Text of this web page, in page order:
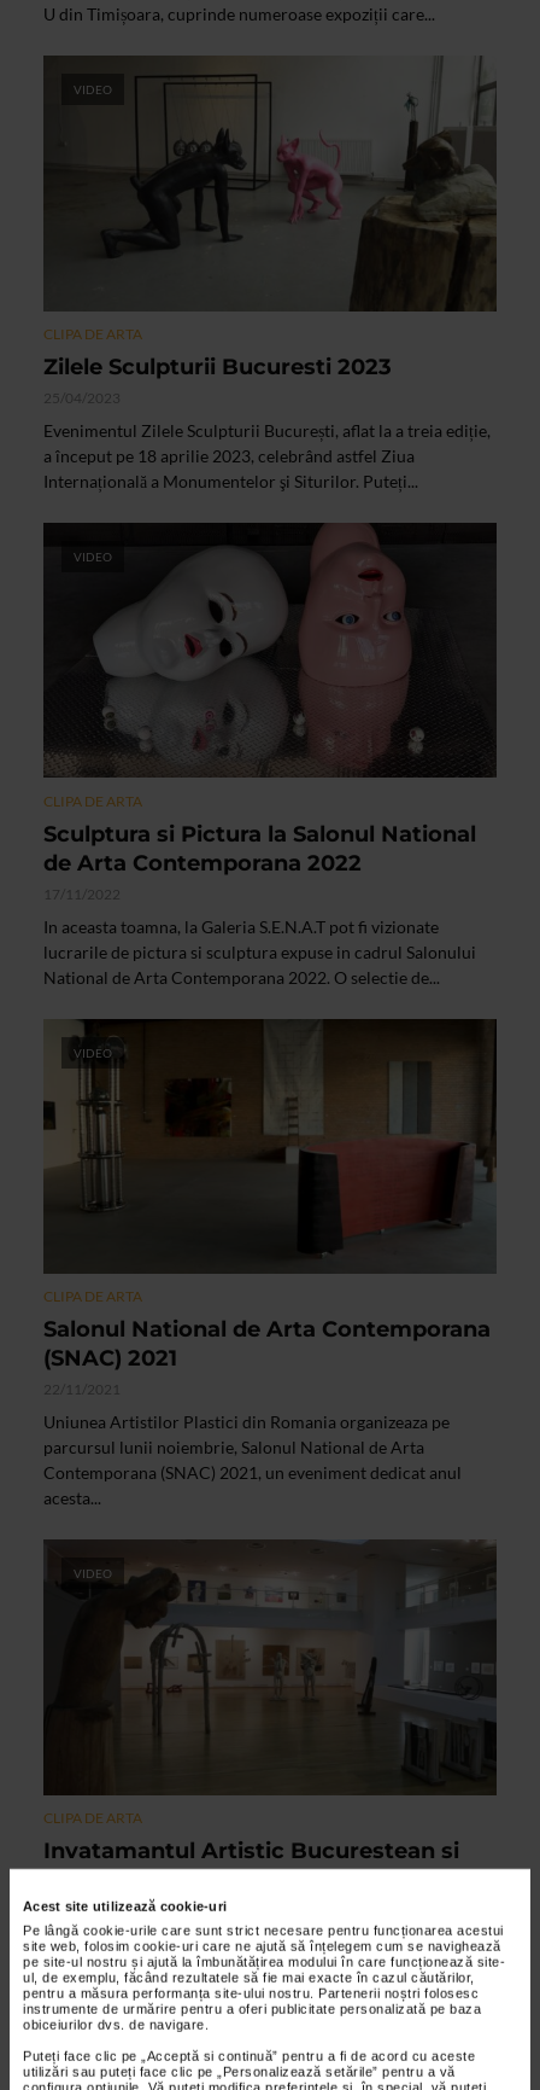
Acest site utilizează cookie-uri
Pe lângă cookie-urile care sunt strict necesare pentru funcționarea acestui
site web, folosim cookie-uri care ne ajută să înțelegem cum se navighează
pe site-ul nostru și ajută la îmbunătățirea modului în care funcționează site-
ul, de exemplu, făcând rezultatele să fie mai exacte în cazul căutărilor,
pentru a măsura performanța site-ului nostru. Partenerii noștri folosesc
instrumente de urmărire pentru a oferi publicitate personalizată pe baza
obiceiurilor dvs. de navigare.
Puteți face clic pe „Acceptă si continuă” pentru a fi de acord cu aceste
utilizări sau puteți face clic pe „Personalizează setările” pentru a vă
U din Timișoara, cuprinde numeroase expoziții care...
VIDEO
CLIPA DE ARTA
Zilele Sculpturii Bucuresti 2023
25/04/2023
Evenimentul Zilele Sculpturii București, aflat la a treia ediție,
a început pe 18 aprilie 2023, celebrând astfel Ziua
Internațională a Monumentelor şi Siturilor. Puteți...
VIDEO
CLIPA DE ARTA
Sculptura si Pictura la Salonul National
de Arta Contemporana 2022
17/11/2022
In aceasta toamna, la Galeria S.E.N.A.T pot fi vizionate
lucrarile de pictura si sculptura expuse in cadrul Salonului
National de Arta Contemporana 2022. O selectie de...
VIDEO
CLIPA DE ARTA
Salonul National de Arta Contemporana
(SNAC) 2021
22/11/2021
Uniunea Artistilor Plastici din Romania organizeaza pe
parcursul lunii noiembrie, Salonul National de Arta
Contemporana (SNAC) 2021, un eveniment dedicat anul
acesta...
VIDEO
CLIPA DE ARTA
Invatamantul Artistic Bucurestean si
27/02/2015
Expozitia Invatamantul artistic bucurestean si arta
romaneasca dupa 1950 este organizata cu ocazia implinirii a
150 de ani de existenta a Universitatii Nationale de Arte...
VIDEO